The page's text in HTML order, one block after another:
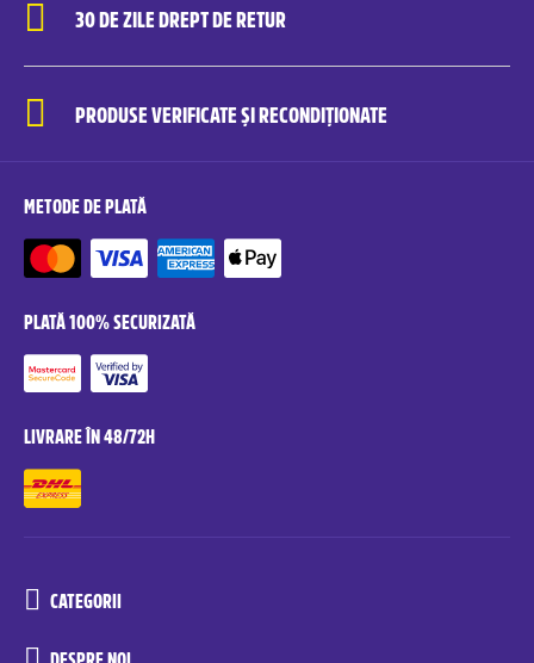
30 DE ZILE DREPT DE RETUR
PRODUSE VERIFICATE ȘI RECONDIȚIONATE
METODE DE PLATĂ
PLATĂ 100% SECURIZATĂ
LIVRARE ÎN 48/72H
CATEGORII